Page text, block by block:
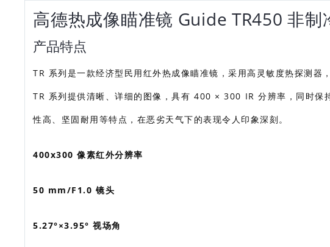
高德热成像瞄准镜 Guide TR450 非
产品特点
TR 系列是一款经济型民用红外热成像瞄准镜，采用高灵敏度热探测
TR 系列提供清晰、详细的图像，具有 400 × 300 IR 分辨率，同时保
性高、坚固耐用等特点，在恶劣天气下的表现令人印象深刻。
400x300 像素红外分辨率
50 mm/F1.0 镜头
5.27°×3.95° 视场角